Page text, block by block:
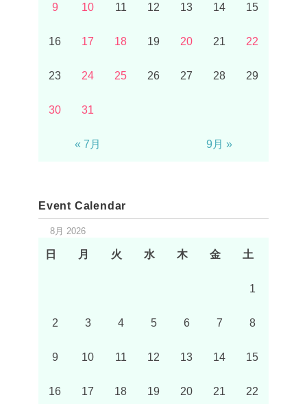
9 10 11 12 13 14 15
16 17 18 19 20 21 22
23 24 25 26 27 28 29
30 31
« 7月 9月 »
Event Calendar
8月 2026
日 月 火 水 木 金 土
1
2 3 4 5 6 7 8
9 10 11 12 13 14 15
16 17 18 19 20 21 22